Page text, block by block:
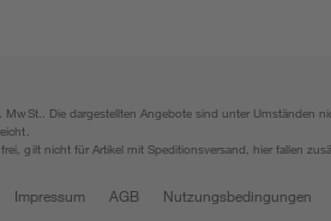
MwSt.. Die dargestellten Angebote sind unter
gilt nicht für Artikel mit Speditionsversand, hier fallen
Impressum AGB Nutzungsbedingungen